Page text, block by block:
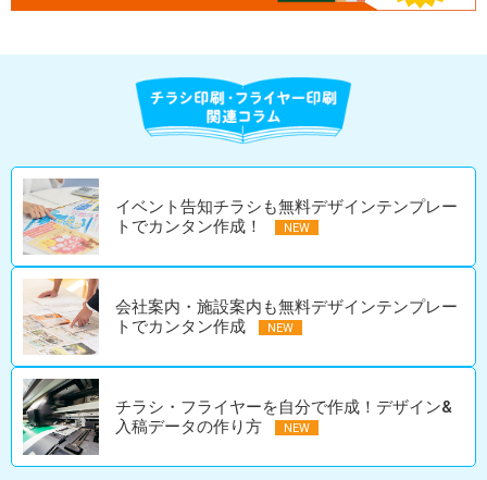
イベント告知チラシも無料デザインテンプレー
トでカンタン作成！
会社案内・施設案内も無料デザインテンプレー
トでカンタン作成
チラシ・フライヤーを自分で作成！デザイン&
入稿データの作り方